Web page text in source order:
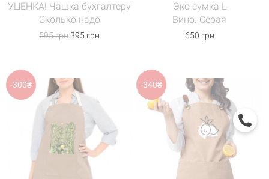
УЦЕНКА! Чашка бухгалтеру
Сколько надо
595 грн395 грн
Эко сумка L
Вино. Серая
650 грн
-300₴ -340₴